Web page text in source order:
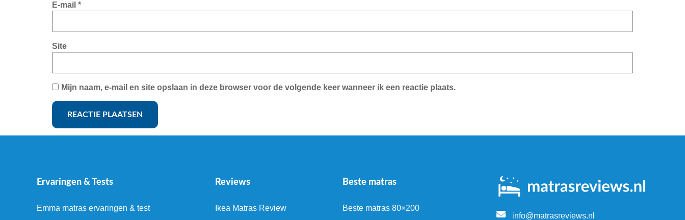
E-mail *
Site
Mijn naam, e-mail en site opslaan in deze browser voor de volgende keer wanneer ik een reactie plaats.
Ervaringen & Tests
Emma matras ervaringen & test
Reviews
Ikea Matras Review
Beste matras
Beste matras 80×200
info@matrasreviews.nl